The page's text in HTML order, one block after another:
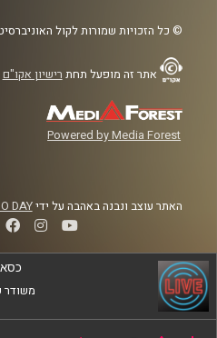
© כל הזכויות שמורות לקול
אתר זה מופעל תחת רישיון אקו"ם
Powered by Media Forest
האתר עוצב ונבנה באהבה על ידיDAY
משודר